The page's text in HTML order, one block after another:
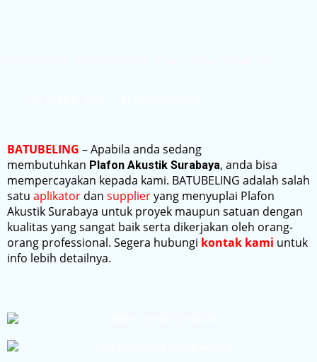
BATUBELING – Apabila anda sedang
membutuhkan Plafon Akustik Surabaya, anda bisa
mempercayakan kepada kami. BATUBELING adalah salah
satu aplikator dan supplieryang menyuplai Plafon
Akustik Surabaya untuk proyek maupun satuan dengan
kualitas yang sangat baik serta dikerjakan oleh orang-
orang professional. Segera hubungi kontak kami untuk
info lebih detailnya.